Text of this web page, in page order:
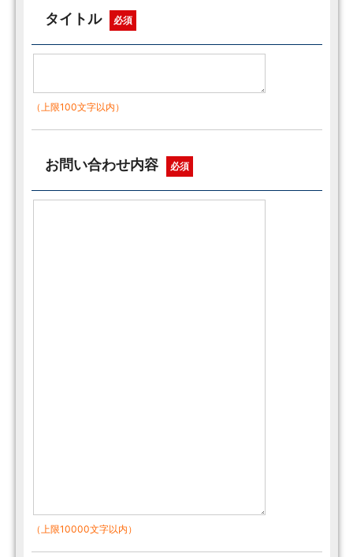
タイトル 必須
（上限100文字以内）
お問い合わせ内容 必須
（上限10000文字以内）